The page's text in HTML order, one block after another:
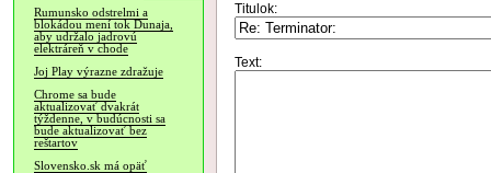
Rumunsko odstrelmi a
blokádou mení tok Dunaja,
aby udržalo jadrovú
elektráreň v chode
Joj Play výrazne zdražuje
Chrome sa bude
aktualizovať dvakrát
týždenne, v budúcnosti sa
bude aktualizovať bez
reštartov
Slovensko.sk má opäť
Titulok:
Text: